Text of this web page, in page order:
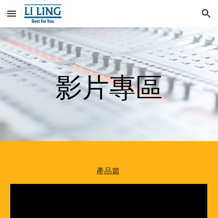
Skip to main content Skip to navigation
影片專區
產品篇